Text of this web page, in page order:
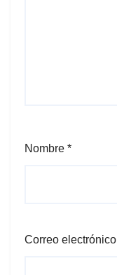
Nombre *
Correo electrónico